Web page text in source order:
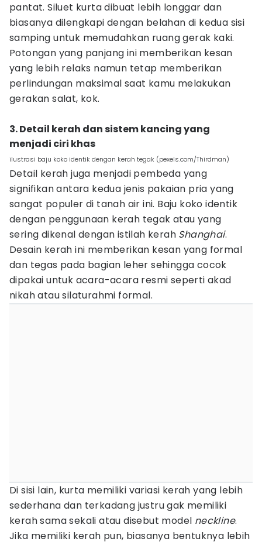
pantat. Siluet kurta dibuat lebih longgar dan
biasanya dilengkapi dengan belahan di kedua sisi
samping untuk memudahkan ruang gerak kaki.
Potongan yang panjang ini memberikan kesan
yang lebih relaks namun tetap memberikan
perlindungan maksimal saat kamu melakukan
gerakan salat, kok.
3. Detail kerah dan sistem kancing yang
menjadi ciri khas
ilustrasi baju koko identik dengan kerah tegak (pexels.com/Thirdman)
Detail kerah juga menjadi pembeda yang
signifikan antara kedua jenis pakaian pria yang
sangat populer di tanah air ini. Baju koko identik
dengan penggunaan kerah tegak atau yang
sering dikenal dengan istilah kerah Shanghai.
Desain kerah ini memberikan kesan yang formal
dan tegas pada bagian leher sehingga cocok
dipakai untuk acara-acara resmi seperti akad
nikah atau silaturahmi formal.
Di sisi lain, kurta memiliki variasi kerah yang lebih
sederhana dan terkadang justru gak memiliki
kerah sama sekali atau disebut model neckline.
Jika memiliki kerah pun, biasanya bentuknya lebih